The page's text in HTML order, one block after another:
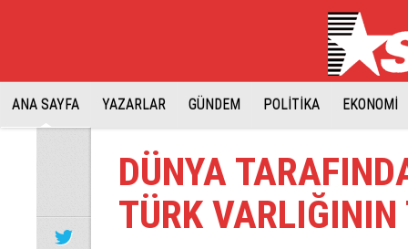
ANA SAYFA YAZARLAR GÜNDEM POLİTİKA EKONOMİ
DÜNYA
TÜRK